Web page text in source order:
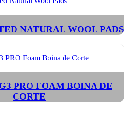
NATURAL WOOL PADS
PRO FOAM BOINA DE
CORTE